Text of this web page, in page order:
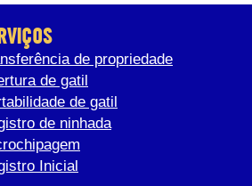
de propriedade
de gatil
de gatil
de ninhada
Inicial